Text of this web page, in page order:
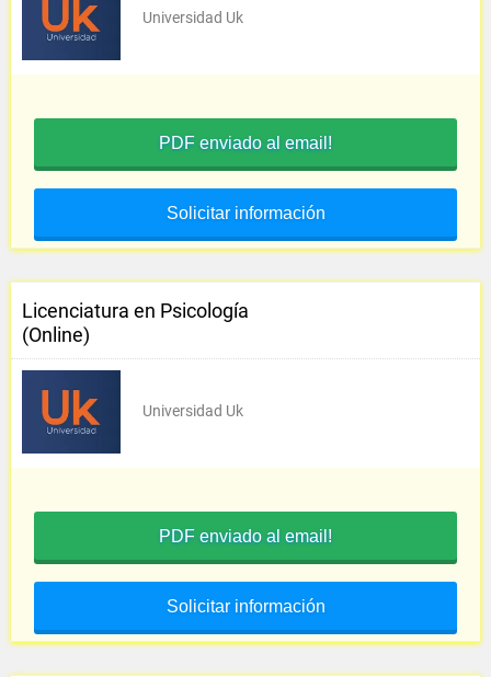
Universidad Uk
PDF enviado al email!
Solicitar información
Licenciatura en Psicología
(Online)
Universidad Uk
PDF enviado al email!
Solicitar información